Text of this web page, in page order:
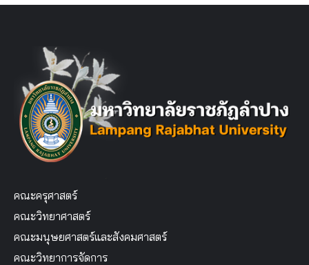
คณะครุศาสตร์
คณะวิทยาศาสตร์
คณะมนุษยศาสตร์และสังคมศาสตร์
คณะวิทยาการจัดการ